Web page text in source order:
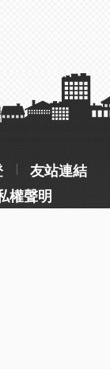
友站連結
權聲明